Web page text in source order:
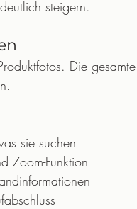
steigern.
Die
sie suchen
Zoom-Funktion